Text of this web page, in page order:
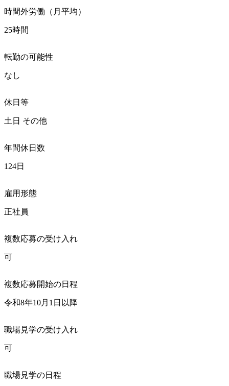
時間外労働（月平均）
25時間
転勤の可能性
なし
休日等
土日 その他
年間休日数
124日
雇用形態
正社員
複数応募の受け入れ
可
複数応募開始の日程
令和8年10月1日以降
職場見学の受け入れ
可
職場見学の日程